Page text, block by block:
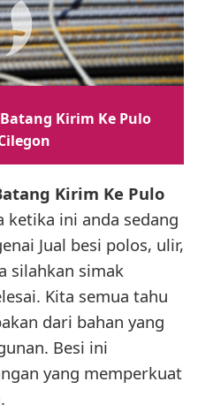
Kirim Ke Pulo
Kirim Ke Pulo
ketika ini anda sedang
Jual besi polos, ulir,
silahkan simak
Kita semua tahu
dari bahan yang
Besi ini
yang memperkuat